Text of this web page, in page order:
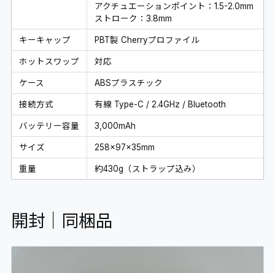
アクチュエーションポイント：1.5-2.0mm
ストローク：3.8mm
キーキャップ PBT製 Cherryプロファイル
ホットスワップ 対応
ケース ABSプラスチック
接続方式 有線 Type-C / 2.4GHz / Bluetooth
バッテリー容量 3,000mAh
サイズ 258×97×35mm
重量 約430g（ストラップ込み）
開封｜同梱品